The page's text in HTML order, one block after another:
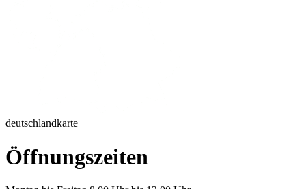
deutschlandkarte
Öffnungszeiten